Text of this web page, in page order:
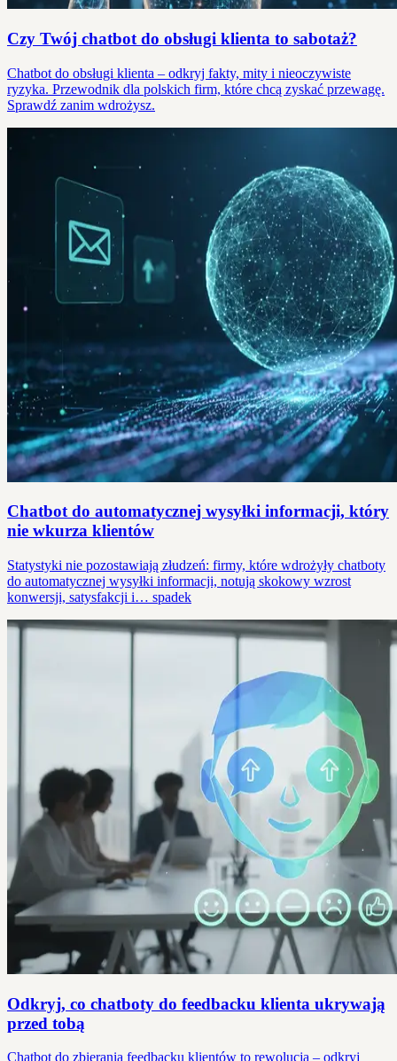
Czy Twój chatbot do obsługi klienta to sabotaż?
Chatbot do obsługi klienta – odkryj fakty, mity i nieoczywiste
ryzyka. Przewodnik dla polskich firm, które chcą zyskać przewagę.
Sprawdź zanim wdrożysz.
Chatbot do automatycznej wysyłki informacji, który
nie wkurza klientów
Statystyki nie pozostawiają złudzeń: firmy, które wdrożyły chatboty
do automatycznej wysyłki informacji, notują skokowy wzrost
konwersji, satysfakcji i… spadek
Odkryj, co chatboty do feedbacku klienta ukrywają
przed tobą
Chatbot do zbierania feedbacku klientów to rewolucja – odkryj